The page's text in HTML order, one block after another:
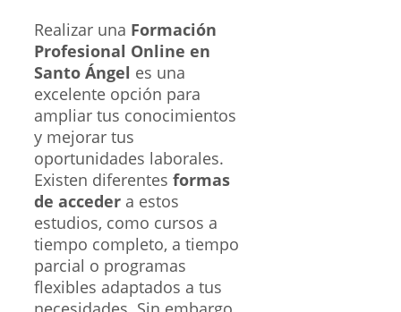
Realizar una Formación
Profesional Online en
Santo Ángel es una
excelente opción para
ampliar tus conocimientos
y mejorar tus
oportunidades laborales.
Existen diferentes formas
de acceder a estos
estudios, como cursos a
tiempo completo, a tiempo
parcial o programas
flexibles adaptados a tus